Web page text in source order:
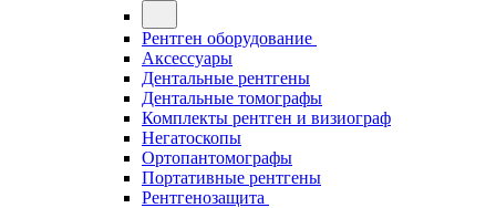
Рентген оборудование
Аксессуары
Дентальные рентгены
Дентальные томографы
Комплекты рентген и визиограф
Негатоскопы
Ортопантомографы
Портативные рентгены
Рентгенозащита